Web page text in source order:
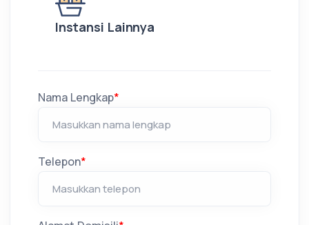
Instansi Lainnya
Nama Lengkap*
Telepon*